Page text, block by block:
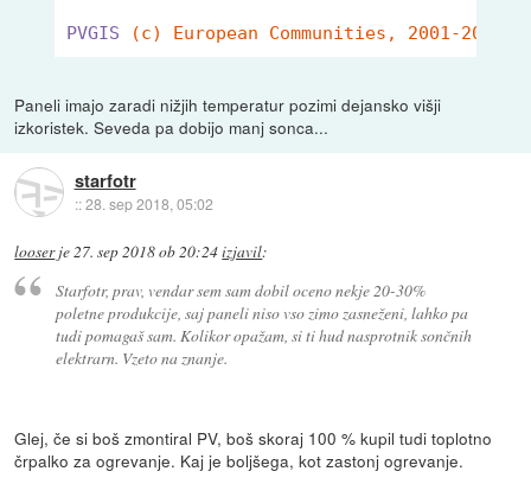
PVGIS (c) European Communities, 2001-2012
Paneli imajo zaradi nižjih temperatur pozimi dejansko višji
izkoristek. Seveda pa dobijo manj sonca...
starfotr
::28. sep 2018, 05:02
looserje27. sep 2018 ob 20:24izjavil:
Starfotr, prav, vendar sem sam dobil oceno nekje 20-30%
poletne produkcije, saj paneli niso vso zimo zasneženi, lahko pa
tudi pomagaš sam. Kolikor opažam, si ti hud nasprotnik sončnih
elektrarn. Vzeto na znanje.
Glej, če si boš zmontiral PV, boš skoraj 100 % kupil tudi toplotno
črpalko za ogrevanje. Kaj je boljšega, kot zastonj ogrevanje.